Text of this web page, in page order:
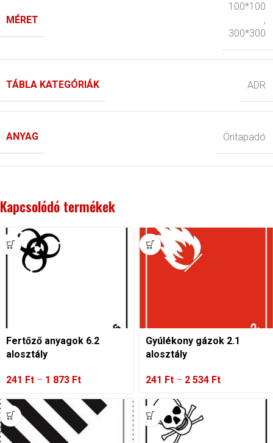
MÉRET
100*100
,
300*300
TÁBLA KATEGÓRIÁK ADR
ANYAG Öntapadó
Kapcsolódó termékek
Fertőző anyagok 6.2
alosztály
241 Ft – 1 873 Ft
Gyúlékony gázok 2.1
alosztály
241 Ft – 2 534 Ft